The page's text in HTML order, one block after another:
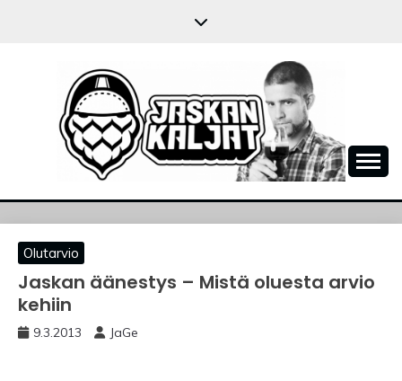
JASKANKALJAT
Olutarvio
Jaskan äänestys – Mistä oluesta arvio
kehiin
9.3.2013 JaGe